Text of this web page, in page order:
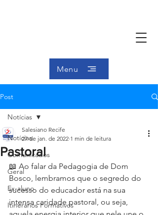
Menu
Post
Notícias
Comunicados
Geral
Ex-aluno
Itinerários Formativos
Notícias
Pastoral
Salesiano Recife
27 de jan. de 2022 1 min de leitura
📖 Ao falar da Pedagogia de Dom
Bosco, lembramos que o segredo do
sucesso do educador está na sua
intensa caridade pastoral, ou seja,